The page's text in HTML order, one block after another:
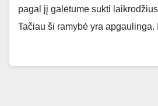
pagal jį galėtume sukti
Tačiau ši ramybė yra